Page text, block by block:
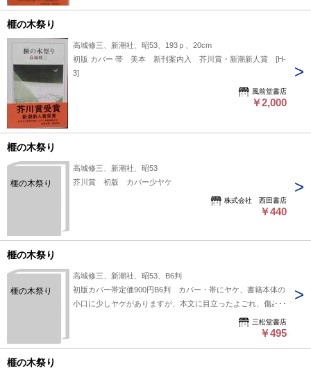
榧の木祭り
高城修三、新潮社、昭53、193ｐ、20cm
初版 カバー 帯 美本 新刊案内入 芥川賞・新潮新人賞 [H-
3]
風前堂書店
￥2,000
榧の木祭り
榧の木祭り
高城修三、新潮社、昭53
芥川賞 初版 カバー少ヤケ
株式会社 西田書店
￥440
榧の木祭り
榧の木祭り
高城修三、新潮社、昭53、B6判
初版カバー帯定価900円B6判 カバー・帯にヤケ、書籍本体の
小口に少しヤケがありますが、本文に目立ったよごれ、傷みは
三松堂書店
￥495
榧の木祭り